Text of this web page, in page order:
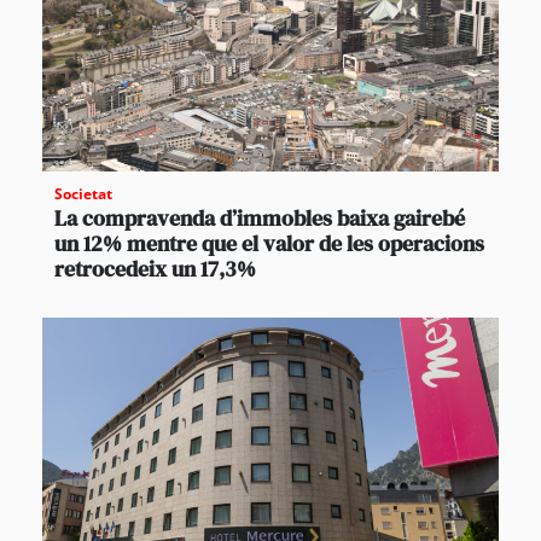
Societat
La compravenda d’immobles baixa gairebé
un 12% mentre que el valor de les operacions
retrocedeix un 17,3%